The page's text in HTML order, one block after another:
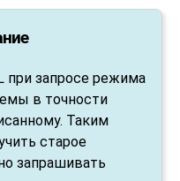
при запросе режима
в точности
Таким
старое
запрашивать